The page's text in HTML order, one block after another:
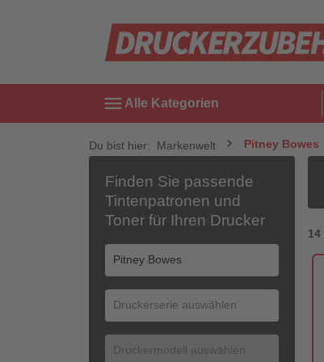
menu Alle Kategorien
Du bist hier: Markenwelt Pitney Bowes
Finden Sie passende
Tintenpatronen und
Toner für Ihren Drucker
14